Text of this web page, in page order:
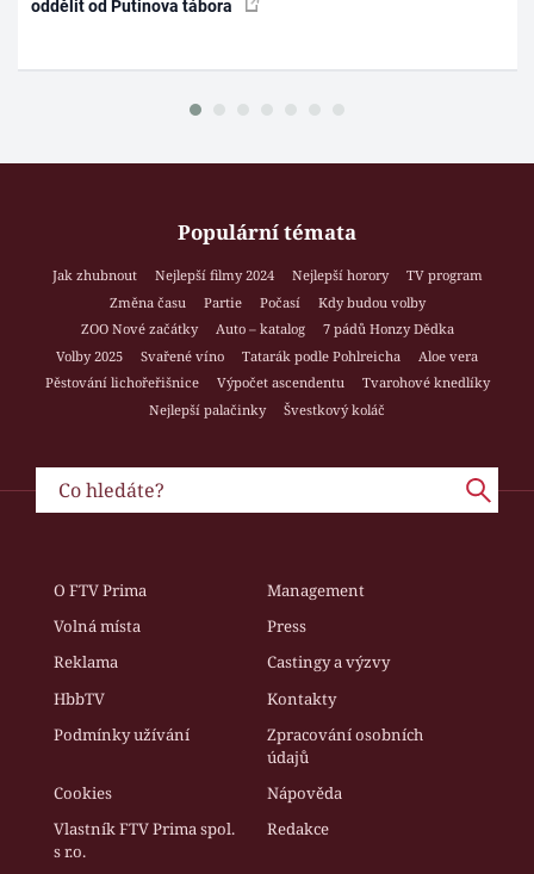
oddělit od Putinova tábora
Populární témata
Jak zhubnout Nejlepší filmy 2024 Nejlepší horory
TV program
Změna času
Partie Počasí
Kdy budou volby
ZOO Nové začátky
Auto – katalog
7 pádů Honzy Dědka
Volby 2025
Svařené víno Tatarák podle Pohlreicha
Aloe vera
Pěstování lichořeřišnice
Výpočet ascendentu
Tvarohové knedlíky
Nejlepší palačinky
Švestkový koláč
O FTV Prima
Management
Volná místa
Press
Reklama
Castingy a výzvy
HbbTV
Kontakty
Podmínky užívání
Zpracování osobních
údajů
Cookies
Nápověda
Vlastník FTV Prima spol.
s r.o.
Redakce